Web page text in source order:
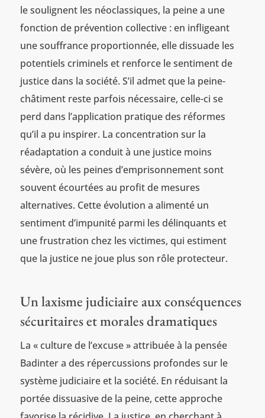
le soulignent les néoclassiques, la peine a une
fonction de prévention collective : en infligeant
une souffrance proportionnée, elle dissuade les
potentiels criminels et renforce le sentiment de
justice dans la société. S’il admet que la peine-
châtiment reste parfois nécessaire, celle-ci se
perd dans l’application pratique des réformes
qu’il a pu inspirer. La concentration sur la
réadaptation a conduit à une justice moins
sévère, où les peines d’emprisonnement sont
souvent écourtées au profit de mesures
alternatives. Cette évolution a alimenté un
sentiment d’impunité parmi les délinquants et
une frustration chez les victimes, qui estiment
que la justice ne joue plus son rôle protecteur.
Un laxisme judiciaire aux conséquences
sécuritaires et morales dramatiques
La « culture de l’excuse » attribuée à la pensée
Badinter a des répercussions profondes sur le
système judiciaire et la société. En réduisant la
portée dissuasive de la peine, cette approche